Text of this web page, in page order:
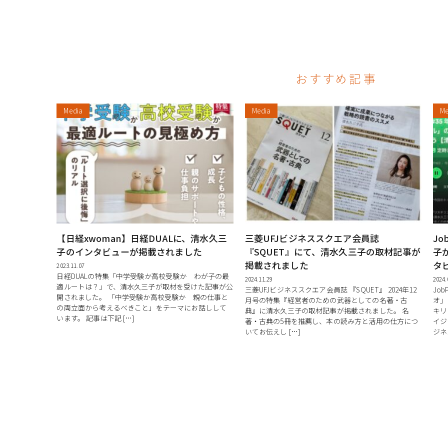
Media
【日経xwoman】日経DUALに、清水久三
子のインタビューが掲載されました
2023.11.07
日経DUALの特集「中学受験か高校受験か わが子の最
適ルートは？」で、清水久三子が取材を受けた記事が公
開されました。 「中学受験か高校受験か 親の仕事と
の両立面から考えるべきこと」をテーマにお話しして
います。 記事は下記 […]
Media
三菱UFJビジネススクエア会員誌
『SQUET』にて、清水久三子の取材記事が
掲載されました
2024.11.29
三菱UFJビジネススクエア会員誌 『SQUET』 2024年12
月号の特集『経営者のための武器としての名著・古
典』に清水久三子の取材記事が掲載されました。 名
著・古典の5冊を推薦し、本の読み方と活用の仕方につ
いてお伝えし […]
子
タ
オ
キ
イ
ジ